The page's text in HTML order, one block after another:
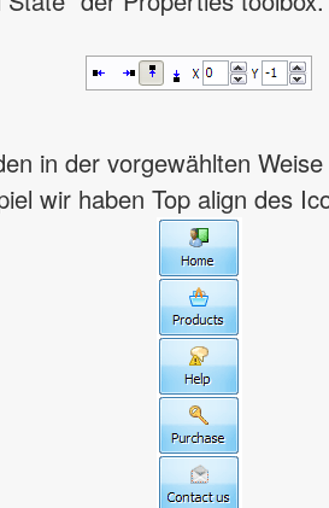
in der vorgewählten
wir haben Top align des